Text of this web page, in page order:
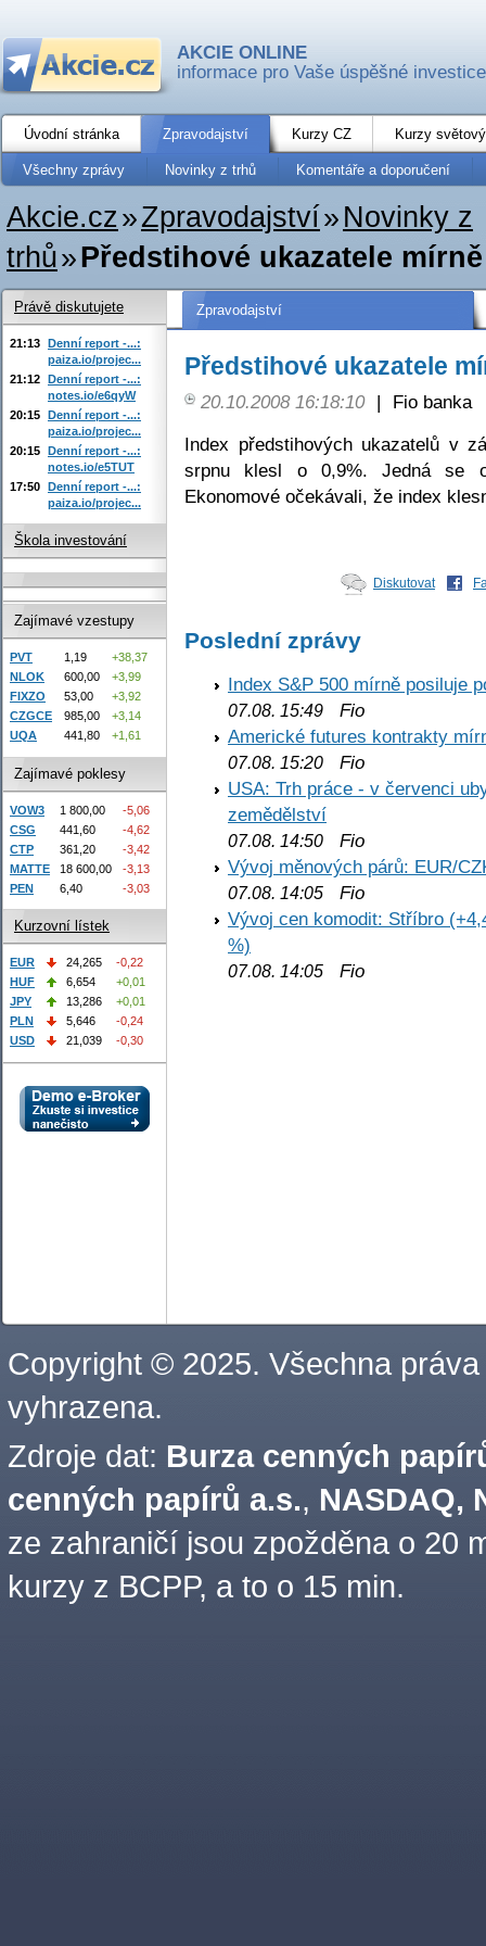
AKCIE ONLINE
informace pro Vaše úspěšné investice
Úvodní stránka Zpravodajství Kurzy CZ Kurzy
Všechny zprávy Novinky z trhů Komentáře a doporučení
Akcie.cz»Zpravodajství» Novinky z
trhů»Předstihové ukazatele
Zpravodajství
Předstihové ukazatele
20.10.2008 16:18:10 |
Fio banka
Index předstihových ukazatelů v
srpnu klesl o 0,9%. Jedná se
Ekonomové očekávali, že index
Diskutovat
Poslední zprávy
Index S&P 500 mírně posiluje
07.08. 15:49 Fio
Americké futures kontrakty
07.08. 15:20 Fio
USA: Trh práce - v červenci
zemědělství
07.08. 14:50 Fio
Vývoj měnových párů: EUR/
07.08. 14:05 Fio
Vývoj cen komodit: Stříbro
%)
07.08. 14:05 Fio
Právě diskutujete
21:13 Denní report -...:
paiza.io/projec...
21:12 Denní report -...:
notes.io/e6qyW
20:15 Denní report -...:
paiza.io/projec...
20:15 Denní report -...:
notes.io/e5TUT
17:50 Denní report -...:
paiza.io/projec...
Škola investování
Zajímavé vzestupy
PVT 1,19
+38,37
NLOK
600,00
+3,99
FIXZO
53,00
+3,92
CZGCE
985,00
+3,14
UQA
441,80 +1,61
Zajímavé poklesy
VOW3 1 800,00
-5,06
CSG
441,60
-4,62
CTP
361,20
-3,42
MATTE
18 600,00
-3,13
PEN
6,40 -3,03
Kurzovní lístek
EUR 24,265
-0,22
HUF
6,654
+0,01
JPY
13,286
+0,01
PLN
5,646
-0,24
USD
21,039 -0,30
Copyright © 2025. Všechna práva
vyhrazena.
Zdroje dat: Burza cenných
cenných papírů a.s., NASDAQ,
ze zahraničí jsou zpožděna o 20
kurzy z BCPP, a to o 15 min.